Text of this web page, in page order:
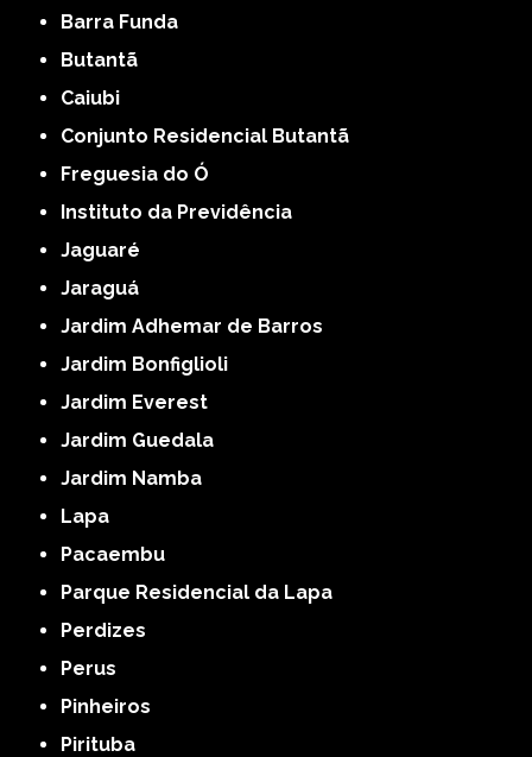
Barra Funda
Butantã
Caiubi
Conjunto Residencial Butantã
Freguesia do Ó
Instituto da Previdência
Jaguaré
Jaraguá
Jardim Adhemar de Barros
Jardim Bonfiglioli
Jardim Everest
Jardim Guedala
Jardim Namba
Lapa
Pacaembu
Parque Residencial da Lapa
Perdizes
Perus
Pinheiros
Pirituba